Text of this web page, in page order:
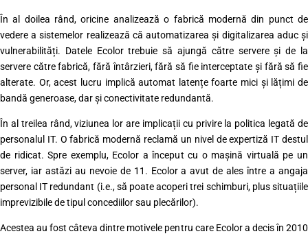
În al doilea rând, oricine analizează o fabrică modernă din punct de
vedere a sistemelor realizează că automatizarea și digitalizarea aduc și
vulnerabilități. Datele Ecolor trebuie să ajungă către servere și de la
servere către fabrică, fără întârzieri, fără să fie interceptate și fără să fie
alterate. Or, acest lucru implică automat latențe foarte mici și lățimi de
bandă generoase, dar și conectivitate redundantă.
În al treilea rând, viziunea lor are implicații cu privire la politica legată de
personalul IT. O fabrică modernă reclamă un nivel de expertiză IT destul
de ridicat. Spre exemplu, Ecolor a început cu o mașină virtuală pe un
server, iar astăzi au nevoie de 11. Ecolor a avut de ales între a angaja
personal IT redundant (i.e., să poate acoperi trei schimburi, plus situațiile
imprevizibile de tipul concediilor sau plecărilor).
Acestea au fost câteva dintre motivele pentru care Ecolor a decis în 2010